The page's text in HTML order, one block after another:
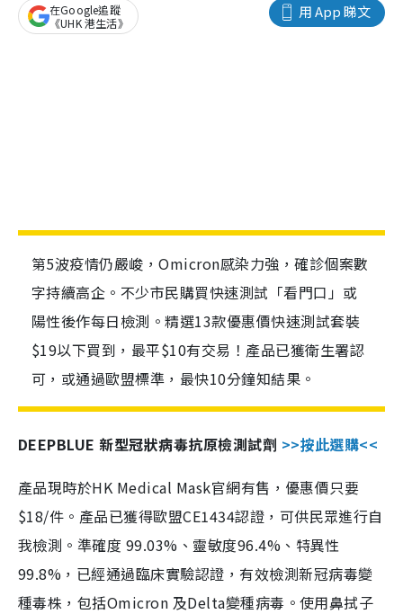
用 App 睇文
在Google追蹤
《UHK 港生活》
第5波疫情仍嚴峻，Omicron感染力強，確診個案數
字持續高企。不少市民購買快速測試「看門口」或
陽性後作每日檢測。精選13款優惠價快速測試套裝
$19以下買到，最平$10有交易！產品已獲衛生署認
可，或通過歐盟標準，最快10分鐘知結果。
DEEPBLUE 新型冠狀病毒抗原檢測試劑 >>按此選購<<
產品現時於HK Medical Mask官網有售，優惠價只要
$18/件。產品已獲得歐盟CE1434認證，可供民眾進行自
我檢測。準確度 99.03%、靈敏度96.4%、特異性
99.8%，已經通過臨床實驗認證，有效檢測新冠病毒變
種毒株，包括Omicron 及Delta變種病毒。使用鼻拭子